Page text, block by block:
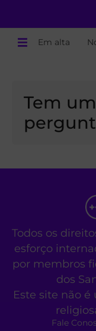
Em alta
Tem
Todos os
esforço
por membros
dos
Este site não
Fale